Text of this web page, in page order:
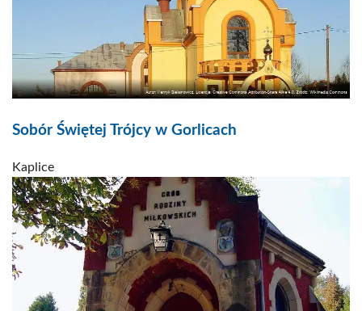
Sobór Świętej Trójcy w Gorlicach
Kaplice